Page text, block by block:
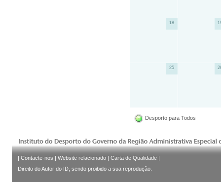
18
25
Desporto para Todos
| Contacte-nos | Website relacionado | Carta de Qualidade |
Direito do Autor do ID, sendo proibido a sua reprodução.